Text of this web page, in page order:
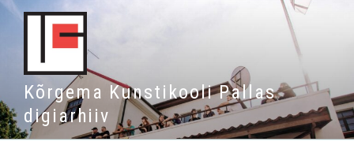
Kõrgema Kunstikooli Pallas
digiarhiiv